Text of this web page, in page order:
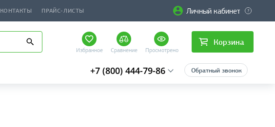
КОНТАКТЫ ПРАЙС-ЛИСТЫ Личный кабинет
Избранное Сравнение Просмотрено
Корзина
+7 (800) 444-79-86 Обратный звонок